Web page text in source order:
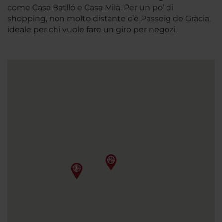
come Casa Batlló e Casa Milà. Per un po’ di
shopping, non molto distante c’è Passeig de Gràcia,
ideale per chi vuole fare un giro per negozi.